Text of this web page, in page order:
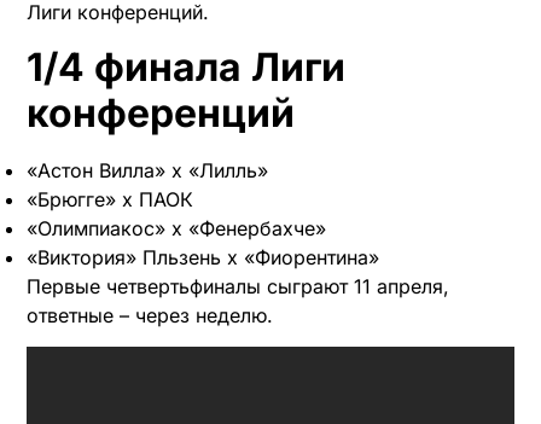
Лиги конференций.
1/4 финала Лиги
конференций
«Астон Вилла» х «Лилль»
«Брюгге» х ПАОК
«Олимпиакос» х «Фенербахче»
«Виктория» Пльзень х «Фиорентина»
Первые четвертьфиналы сыграют 11 апреля,
ответные – через неделю.